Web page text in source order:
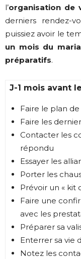
l’organisation de
derniers rendez-
puissiez avoir le
un mois du
préparatifs.
J-1 mois avant
Faire le plan
Faire les
Contacter les
répondu
Essayer les
Porter les
Prévoir un « kit
Faire une
avec les
Préparer sa
Enterrer sa vie
Notez les